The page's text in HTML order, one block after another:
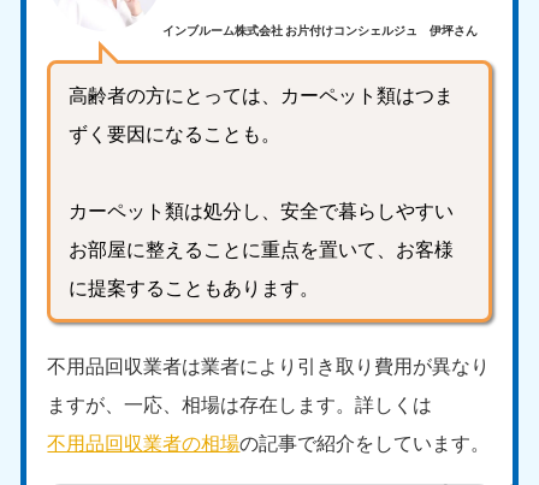
インブルーム株式会社 お片付けコンシェルジュ 伊坪さん
高齢者の方にとっては、カーペット類はつま
ずく要因になることも。
カーペット類は処分し、安全で暮らしやすい
お部屋に整えることに重点を置いて、お客様
に提案することもあります。
不用品回収業者は業者により引き取り費用が異なり
ますが、一応、相場は存在します。詳しくは
不用品回収業者の相場の記事で紹介をしています。